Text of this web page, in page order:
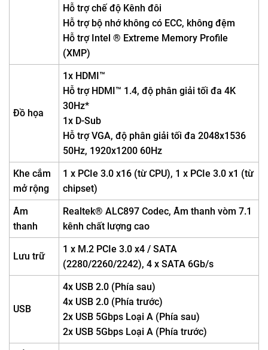
Hỗ trợ chế độ Kênh đôi
Hỗ trợ bộ nhớ không có ECC, không đệm
Hỗ trợ Intel ® Extreme Memory Profile
(XMP)
Đồ họa
1x HDMI™
Hỗ trợ HDMI™ 1.4, độ phân giải tối đa 4K
30Hz*
1x D-Sub
Hỗ trợ VGA, độ phân giải tối đa 2048x1536
50Hz, 1920x1200 60Hz
Khe cắm
mở rộng
1 x PCIe 3.0 x16 (từ CPU), 1 x PCIe 3.0 x1 (từ
chipset)
Âm
thanh
Realtek® ALC897 Codec, Âm thanh vòm 7.1
kênh chất lượng cao
Lưu trữ
1 x M.2 PCIe 3.0 x4 / SATA
(2280/2260/2242), 4 x SATA 6Gb/s
USB
4x USB 2.0 (Phía sau)
4x USB 2.0 (Phía trước)
2x USB 5Gbps Loại A (Phía sau)
2x USB 5Gbps Loại A (Phía trước)